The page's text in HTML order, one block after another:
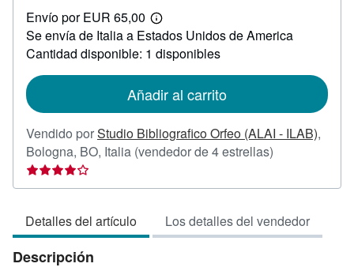
25,00
Envío por EUR 65,00
Más
información
sobre
las
envío
Se envía de Italia a Estados Unidos de America
Cantidad disponible: 1 disponibles
Añadir al carrito
Vendido porStudio Bibliografico Orfeo (ALAI - ILAB),
Bologna, BO, Italia (vendedor de 4 estrellas)
vendedor:
de
5
Detalles del artículo Los detalles del vendedor
Descripción